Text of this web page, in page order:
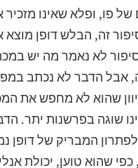
של פו, ופלא שאינו
זה, הבלש דופן
לא נאמר מה יש
הדבר לא נכתב
שהוא לא מחפש
בפרשנות יתר.
המבריק של דופן
שהוא טוען, יכולת